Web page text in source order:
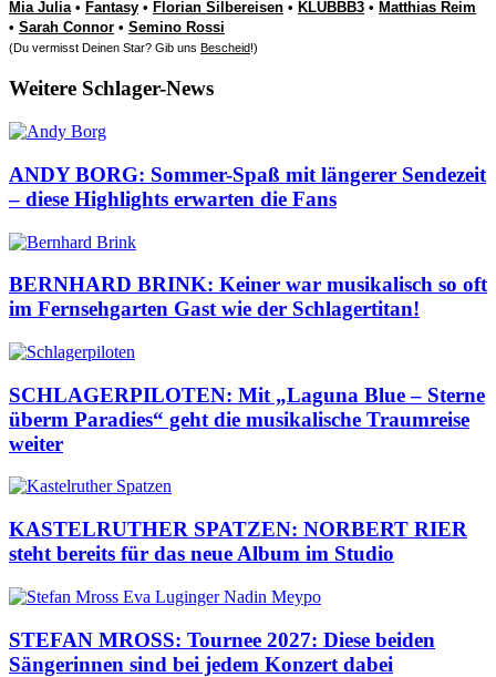
Mia Julia • Fantasy • Florian Silbereisen • KLUBBB3 • Matthias Reim
• Sarah Connor • Semino Rossi
(Du vermisst Deinen Star? Gib uns Bescheid!)
Weitere Schlager-News
ANDY BORG: Sommer-Spaß mit längerer Sendezeit
– diese Highlights erwarten die Fans
BERNHARD BRINK: Keiner war musikalisch so oft
im Fernsehgarten Gast wie der Schlagertitan!
SCHLAGERPILOTEN: Mit „Laguna Blue – Sterne
überm Paradies“ geht die musikalische Traumreise
weiter
KASTELRUTHER SPATZEN: NORBERT RIER
steht bereits für das neue Album im Studio
STEFAN MROSS: Tournee 2027: Diese beiden
Sängerinnen sind bei jedem Konzert dabei